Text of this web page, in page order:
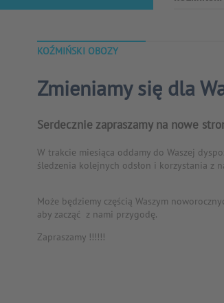
KOŹMIŃSKI OBOZY
Zmieniamy się dla
Serdecznie zapraszamy na nowe
W trakcie miesiąca oddamy do Waszej
śledzenia kolejnych odsłon i korzystania z
Może będziemy częścią Waszym
aby zacząć z nami przygodę.
Zapraszamy !!!!!!